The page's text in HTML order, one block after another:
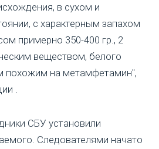
в сухом и
с характерным запахом
примерно 350-400 гр., 2
веществом, белого
похожим на метамфетамин",
.
СБУ установили
Следователями начато